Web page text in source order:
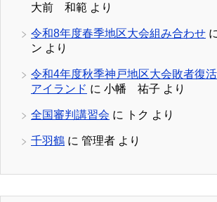
大前 和範 より
令和8年度春季地区大会組み合わせ
ン より
令和4年度秋季神戸地区大会敗者復
アイランド に 小幡 祐子 より
全国審判講習会 に トク より
千羽鶴 に 管理者 より